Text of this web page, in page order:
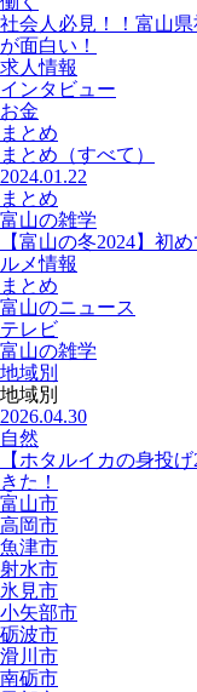
社会人必見！！富山
が面白い！
求人情報
インタビュー
お金
まとめ
まとめ （すべて）
2024.01.22
まとめ
富山の雑学
【富山の冬2024】初
ルメ情報
まとめ
富山のニュース
テレビ
富山の雑学
地域別
地域別
2026.04.30
自然
【ホタルイカの身投
きた！
富山市
高岡市
魚津市
射水市
氷見市
小矢部市
砺波市
滑川市
南砺市